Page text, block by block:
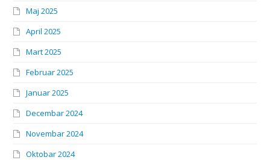
Maj 2025
April 2025
Mart 2025
Februar 2025
Januar 2025
Decembar 2024
Novembar 2024
Oktobar 2024